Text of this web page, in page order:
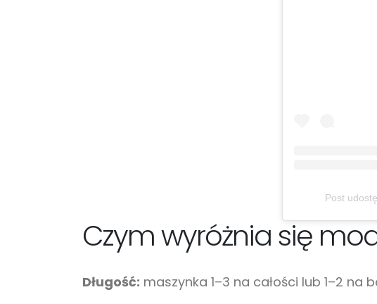
Post
Czym wyróżnia się
Długość: maszynka 1–3 na całości lub 1–2 na